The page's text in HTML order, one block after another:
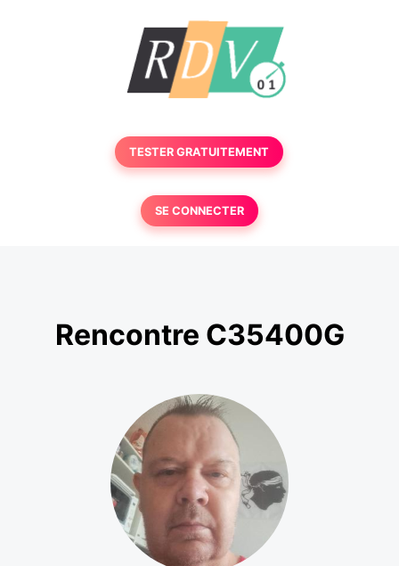
TESTER GRATUITEMENT
SE CONNECTER
Rencontre C35400G